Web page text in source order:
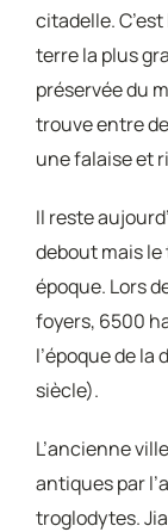
citadelle.
terre la plus
préservée du
trouve entre
une falaise et
Il reste
debout mais
époque. Lors
foyers, 6500
l’époque de la
siècle).
L’ancienne
antiques par
troglodytes.